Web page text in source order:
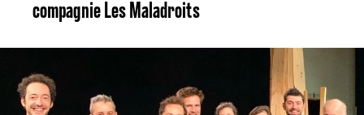
compagnie Les Maladroits